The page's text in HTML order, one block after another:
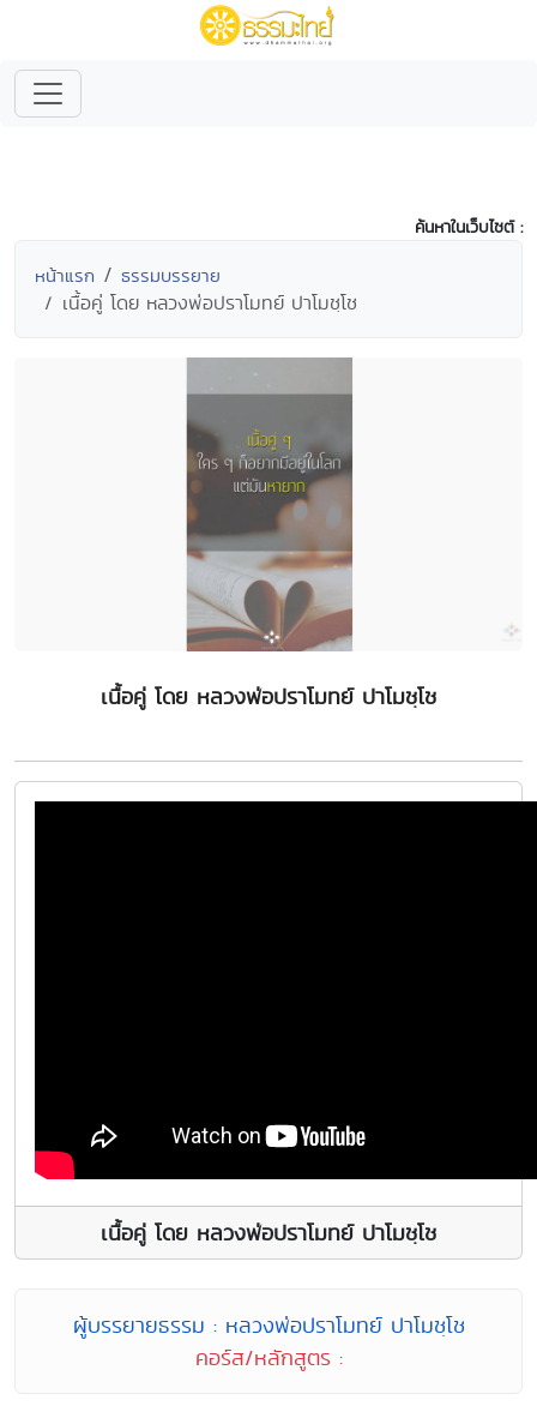
ค้นหาในเว็บไซต์ :
หน้าแรก ธรรมบรรยาย
เนื้อคู่ โดย หลวงพ่อปราโมทย์ ปาโมชฺโช
เนื้อคู่ โดย หลวงพ่อปราโมทย์ ปาโมชฺโช
เนื้อคู่ โดย หลวงพ่อปราโมทย์ ปาโมชฺโช
ผู้บรรยายธรรม : หลวงพ่อปราโมทย์ ปาโมชฺโช
คอร์ส/หลักสูตร :